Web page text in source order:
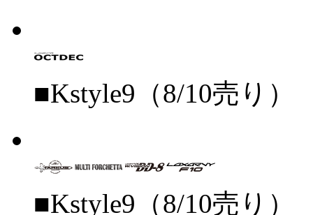
■Kstyle9（8/10売り）
■Kstyle9（8/10売り）